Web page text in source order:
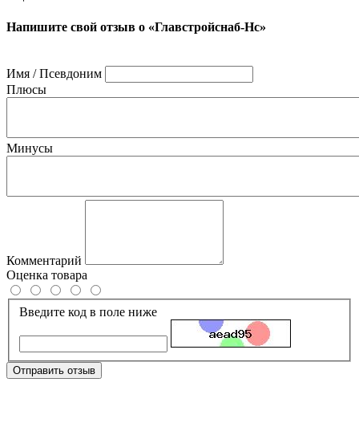
Напишите свой отзыв о «Главстройснаб-Нс»
Имя / Псевдоним
Плюсы
Минусы
Комментарий
Оценка товара
Введите код в поле ниже
Отправить отзыв